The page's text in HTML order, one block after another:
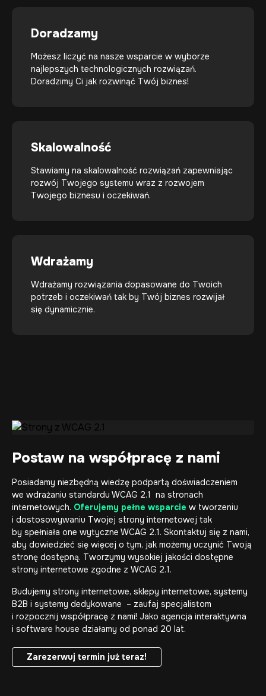
Doradzamy
Możesz liczyć na nasze wsparcie w wyborze
najlepszych technologicznych rozwiązań.
Doradzimy Ci jak rozwinąć Twój biznes!
Skalowalność
Stawiamy na skalowalność rozwiązań zapewniając
rozwój Twojego systemu wraz z rozwojem
Twojego biznesu i oczekiwań.
Wdrażamy
Wdrażamy rozwiązania dopasowane do Twoich
potrzeb i oczekiwań tak by Twój biznes rozwijał
się dynamicznie.
Postaw na współpracę z nami
Posiadamy niezbędną wiedzę podpartą doświadczeniem
we wdrażaniu standardu WCAG 2.1 na stronach
internetowych. Oferujemy pełne wsparcie w tworzeniu
i dostosowywaniu Twojej strony internetowej tak
by spełniała one wytyczne WCAG 2.1. Skontaktuj się z nami,
aby dowiedzieć się więcej o tym, jak możemy uczynić Twoją
stronę dostępną. Tworzymy wysokiej jakości dostępne
strony internetowe zgodne z WCAG 2.1.
Budujemy strony internetowe, sklepy internetowe, systemy
B2B i systemy dedykowane – zaufaj specjalistom
i rozpocznij współpracę z nami! Jako agencja interaktywna
i software house działamy od ponad 20 lat.
Zarezerwuj termin już teraz!